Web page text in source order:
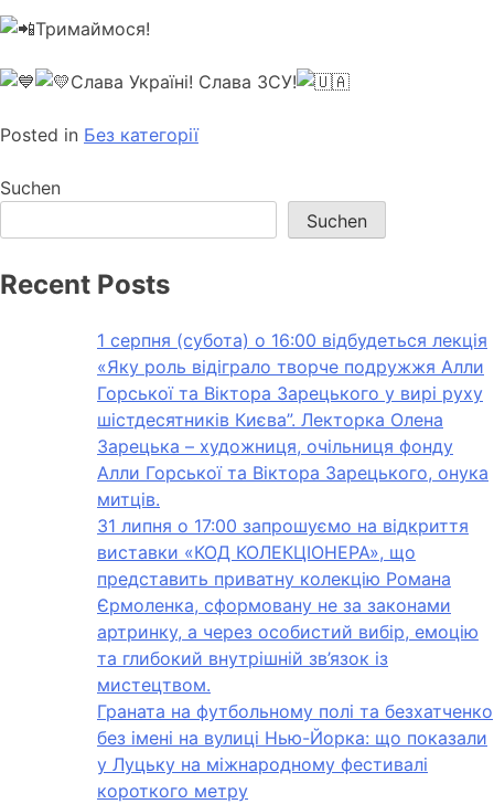
Тримаймося!
Слава Україні! Слава ЗСУ!
Posted in Без категорії
Suchen
Suchen
Recent Posts
1 серпня (субота) о 16:00 відбудеться лекція
«Яку роль відіграло творче подружжя Алли
Горської та Віктора Зарецького у вирі руху
шістдесятників Києва”. Лекторка Олена
Зарецька – художниця, очільниця фонду
Алли Горської та Віктора Зарецького, онука
митців.
31 липня о 17:00 запрошуємо на відкриття
виставки «КОД КОЛЕКЦІОНЕРА», що
представить приватну колекцію Романа
Єрмоленка, сформовану не за законами
артринку, а через особистий вибір, емоцію
та глибокий внутрішній зв’язок із
мистецтвом.
Граната на футбольному полі та безхатченко
без імені на вулиці Нью-Йорка: що показали
у Луцьку на міжнародному фестивалі
короткого метру